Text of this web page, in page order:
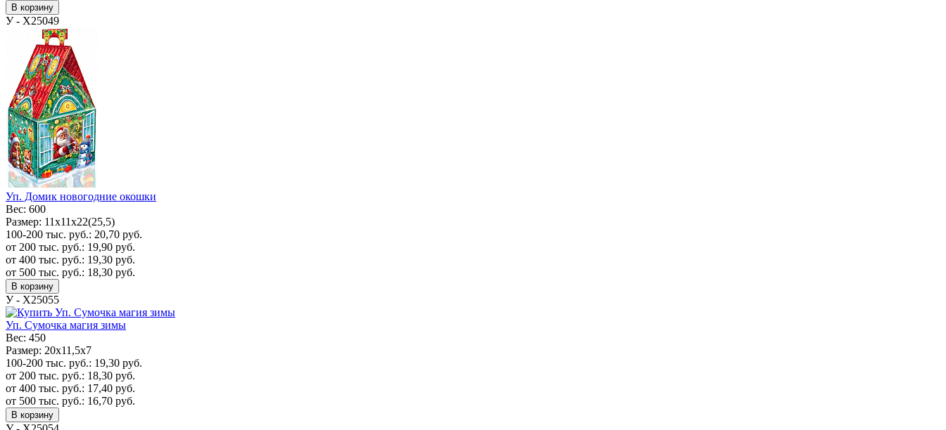
В корзину
У - Х25049
Уп. Домик новогодние окошки
Вес: 600
Размер: 11х11х22(25,5)
100-200 тыс. руб.: 20,70 руб.
от 200 тыс. руб.: 19,90 руб.
от 400 тыс. руб.: 19,30 руб.
от 500 тыс. руб.: 18,30 руб.
В корзину
У - Х25055
Уп. Сумочка магия зимы
Вес: 450
Размер: 20x11,5x7
100-200 тыс. руб.: 19,30 руб.
от 200 тыс. руб.: 18,30 руб.
от 400 тыс. руб.: 17,40 руб.
от 500 тыс. руб.: 16,70 руб.
В корзину